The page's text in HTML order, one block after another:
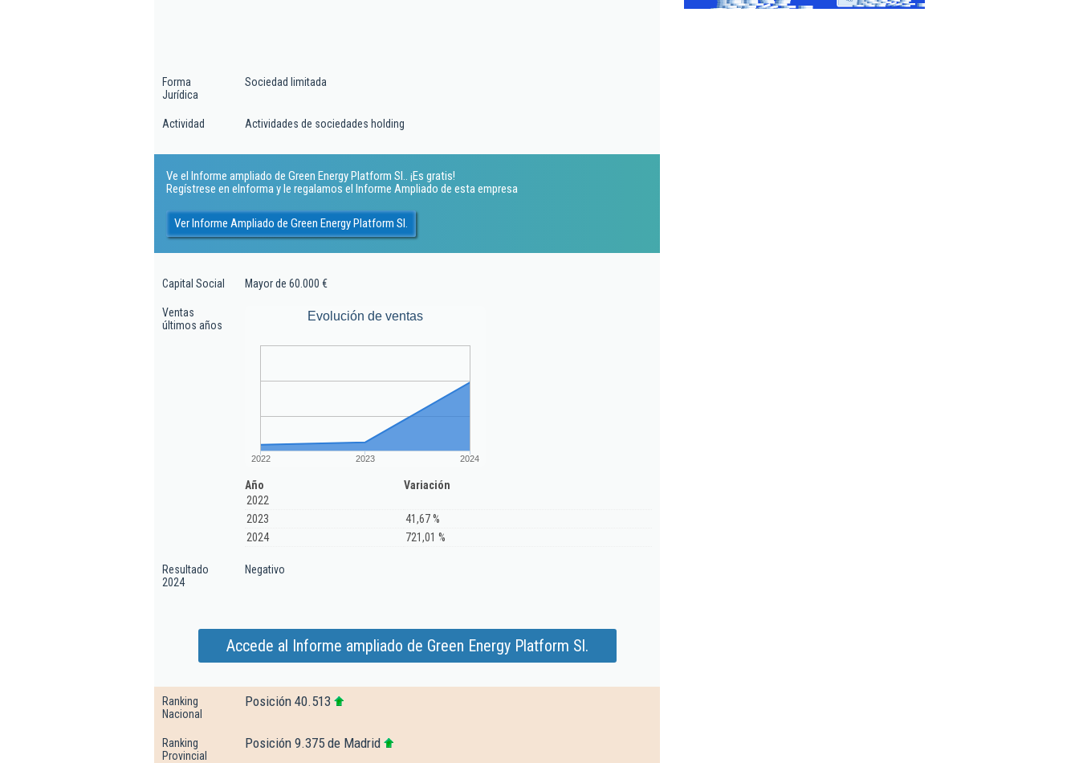
Forma
Jurídica
Sociedad limitada
Actividad Actividades de sociedades holding
Ve el Informe ampliado de Green Energy Platform Sl.. ¡Es gratis!
Regístrese en eInforma y le regalamos el Informe Ampliado de esta empresa
Ver Informe Ampliado de Green Energy Platform Sl.
Capital Social Mayor de 60.000 €
Ventas
últimos años
Evolución de ventas
2022 2023 2024
Año
Variación
2022
2023
41,67 %
2024
721,01 %
Resultado
2024
Negativo
Accede al Informe ampliado de Green Energy Platform Sl.
Ranking
Nacional
Posición 40.513
Ranking
Provincial
Posición 9.375 de Madrid